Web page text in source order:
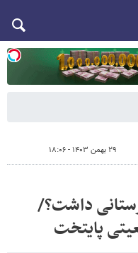
۲۹ بهمن ۱۴۰۳ - ۱۸:۰۶
چقدر شهرستانی داشت؟/
پایتخت